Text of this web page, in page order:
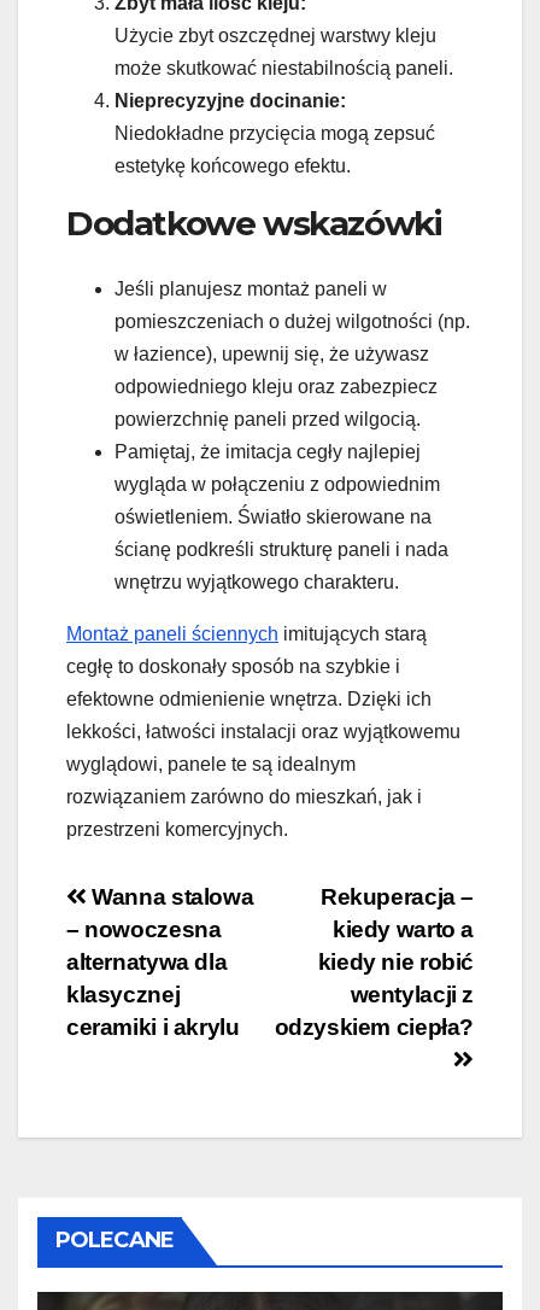
Użycie zbyt oszczędnej warstwy kleju
może skutkować niestabilnością paneli.
Nieprecyzyjne docinanie:
Niedokładne przycięcia mogą zepsuć
estetykę końcowego efektu.
Dodatkowe wskazówki
Jeśli planujesz montaż paneli w
pomieszczeniach o dużej wilgotności (np.
w łazience), upewnij się, że używasz
odpowiedniego kleju oraz zabezpiecz
powierzchnię paneli przed wilgocią.
Pamiętaj, że imitacja cegły najlepiej
wygląda w połączeniu z odpowiednim
oświetleniem. Światło skierowane na
ścianę podkreśli strukturę paneli i nada
wnętrzu wyjątkowego charakteru.
Montaż paneli ściennych imitujących starą
cegłę to doskonały sposób na szybkie i
efektowne odmienienie wnętrza. Dzięki ich
lekkości, łatwości instalacji oraz wyjątkowemu
wyglądowi, panele te są idealnym
rozwiązaniem zarówno do mieszkań, jak i
przestrzeni komercyjnych.
Nawigacja
wpisu
Rekuperacja –
kiedy warto a
kiedy nie robić
wentylacji z
odzyskiem ciepła?
Wanna stalowa
– nowoczesna
alternatywa dla
klasycznej
ceramiki i akrylu
POLECANE